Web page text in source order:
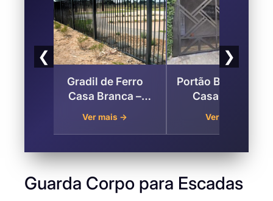
❮
Portão Basculante –
Casa Branca ,
❯
Guarda Corpo para Escadas